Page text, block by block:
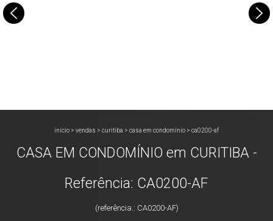
início > vendas > curitiba > casa em condomínio > ca0200-af
CASA EM CONDOMÍNIO em CURITIBA -
Referência: CA0200-AF
(referência.: CA0200-AF)